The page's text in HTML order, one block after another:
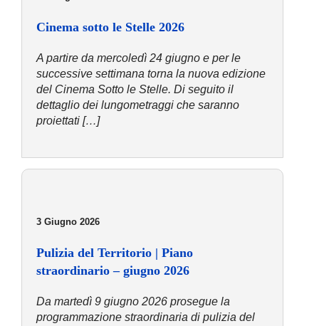
Cinema sotto le Stelle 2026
A partire da mercoledì 24 giugno e per le
successive settimana torna la nuova edizione
del Cinema Sotto le Stelle. Di seguito il
dettaglio dei lungometraggi che saranno
proiettati […]
3 Giugno 2026
Pulizia del Territorio | Piano
straordinario – giugno 2026
Da martedì 9 giugno 2026 prosegue la
programmazione straordinaria di pulizia del